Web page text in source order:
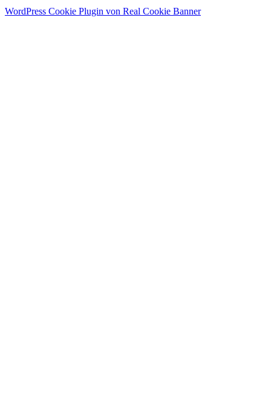
WordPress Cookie Plugin von Real Cookie Banner